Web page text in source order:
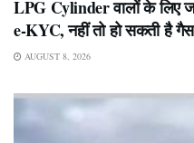
LPG Cylinder वालों के लिए
e-KYC, नहीं तो हो सकती है
AUGUST 8, 2026